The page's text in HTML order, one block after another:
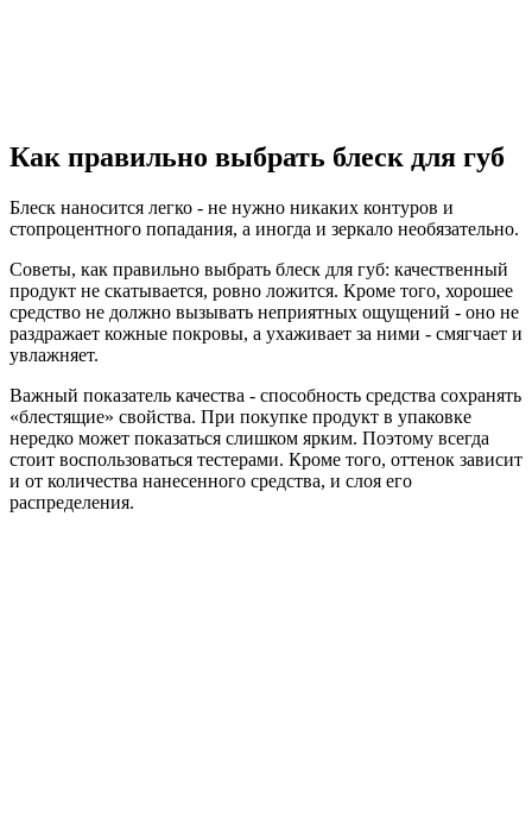
Как правильно выбрать блеск для губ
Блеск наносится легко - не нужно никаких контуров и
стопроцентного попадания, а иногда и зеркало необязательно.
Советы, как правильно выбрать блеск для губ: качественный
продукт не скатывается, ровно ложится. Кроме того, хорошее
средство не должно вызывать неприятных ощущений - оно не
раздражает кожные покровы, а ухаживает за ними - смягчает и
увлажняет.
Важный показатель качества - способность средства сохранять
«блестящие» свойства. При покупке продукт в упаковке
нередко может показаться слишком ярким. Поэтому всегда
стоит воспользоваться тестерами. Кроме того, оттенок зависит
и от количества нанесенного средства, и слоя его
распределения.